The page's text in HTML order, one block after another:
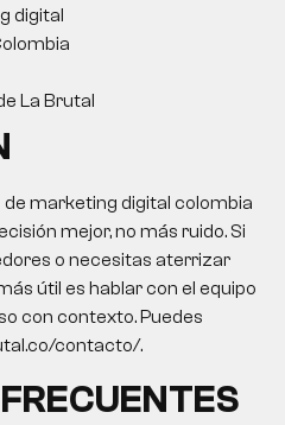
digital
La Brutal
de marketing digital colombia
mejor, no más ruido. Si
o necesitas aterrizar
útil es hablar con el equipo
con contexto. Puedes
contacto/.